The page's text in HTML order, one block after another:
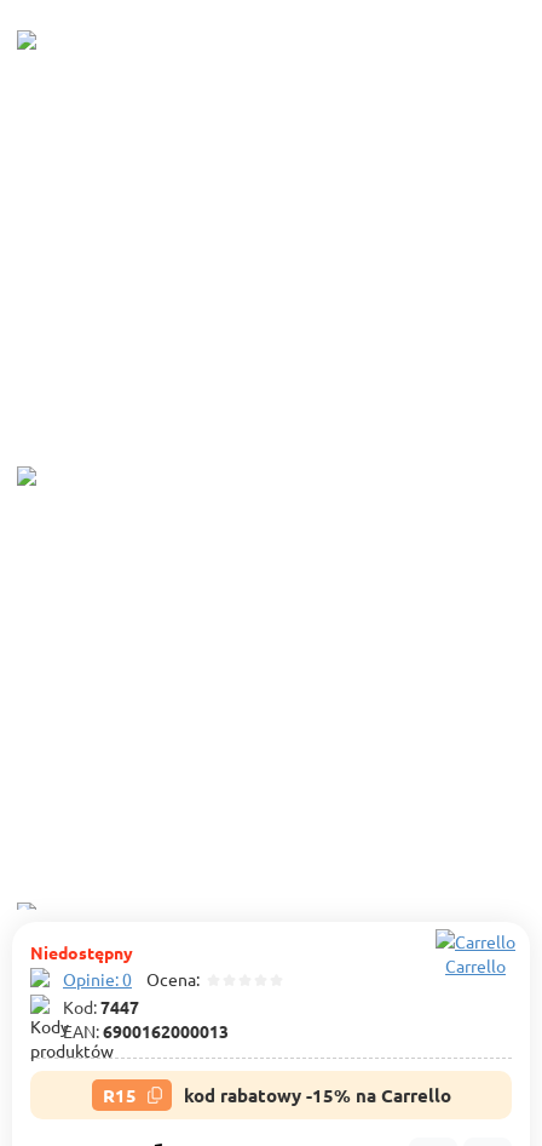
Niedostępny
Opinie: 0 Ocena:
Kod:7447
EAN:6900162000013
Carrello
R15 kod rabatowy -15% na Carrello